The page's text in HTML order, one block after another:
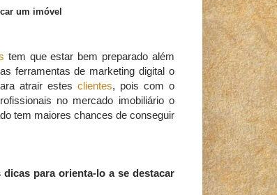
um imóvel
tem que estar bem preparado além
ferramentas de marketing digital o
atrair estes clientes, pois com o
no mercado imobiliário o
tem maiores chances de conseguir
dicas para orienta-lo a se destacar